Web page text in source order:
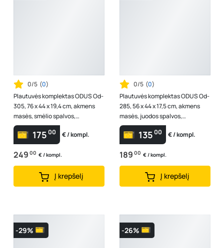
0/5 (0)
Plautuvės komplektas ODUS Od-
305, 76 x 44 x 19,4 cm, akmens
masės, smėlio spalvos,
komplekte maišytuvas, ventilis,
Lenki... 17500 € / kompl.
249 00 € / kompl.
Į krepšelį
0/5 (0)
Plautuvės komplektas ODUS Od-
285, 56 x 44 x 17,5 cm, akmens
masės, juodos spalvos,
komplekte maišytuvas, ventilis
13500 € / kompl.
189 00 € / kompl.
Į krepšelį
-29% -26%